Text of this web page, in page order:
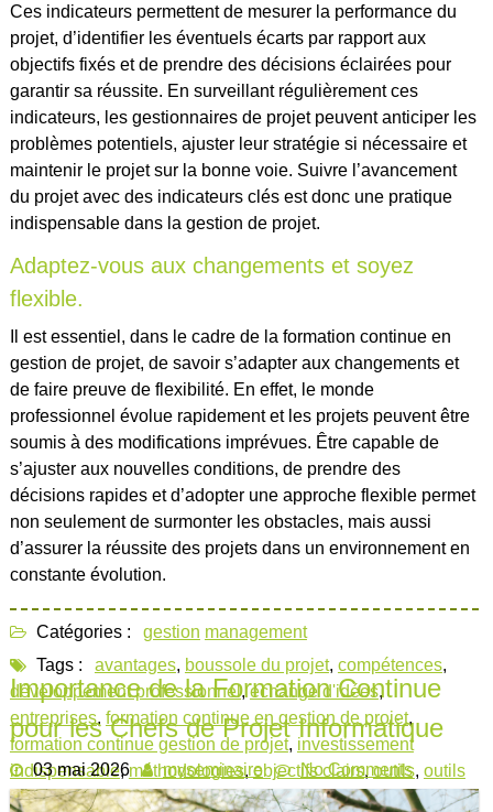
Ces indicateurs permettent de mesurer la performance du
projet, d’identifier les éventuels écarts par rapport aux
objectifs fixés et de prendre des décisions éclairées pour
garantir sa réussite. En surveillant régulièrement ces
indicateurs, les gestionnaires de projet peuvent anticiper les
problèmes potentiels, ajuster leur stratégie si nécessaire et
maintenir le projet sur la bonne voie. Suivre l’avancement
du projet avec des indicateurs clés est donc une pratique
indispensable dans la gestion de projet.
Adaptez-vous aux changements et soyez
flexible.
Il est essentiel, dans le cadre de la formation continue en
gestion de projet, de savoir s’adapter aux changements et
de faire preuve de flexibilité. En effet, le monde
professionnel évolue rapidement et les projets peuvent être
soumis à des modifications imprévues. Être capable de
s’ajuster aux nouvelles conditions, de prendre des
décisions rapides et d’adopter une approche flexible permet
non seulement de surmonter les obstacles, mais aussi
d’assurer la réussite des projets dans un environnement en
constante évolution.
Catégories : gestion management
Tags :
avantages, boussole du projet, compétences,
développement professionnel,echange d'idées,
entreprises, formation continue en gestion de projet,
formation continue gestion de projet, investissement
indispensable,méthodologies,objectifs clairs,outils, outils
de gestion de projet efficaces,productivité,réseau
Importance de la Formation Continue
pour les Chefs de Projet Informatique
03 mai 2026 myseminaire No Comments